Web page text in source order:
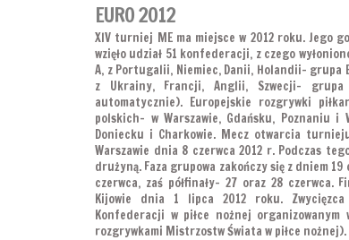
EURO 2012
XIV turniej ME ma miejsce w 2012 roku. Jego
wzięło udział 51 konfederacji, z czego
A, z Portugalii, Niemiec, Danii, Holandii- grupa
z Ukrainy, Francji, Anglii, Szwecji-
automatycznie). Europejskie rozgrywki
polskich- w Warszawie, Gdańsku, Poznaniu i
Doniecku i Charkowie. Mecz otwarcia
Warszawie dnia 8 czerwca 2012 r. Podczas
drużyną. Faza grupowa zakończy się z dniem
czerwca, zaś półfinały- 27 oraz 28 czerwca.
Kijowie dnia 1 lipca 2012 roku.
Konfederacji w piłce nożnej
rozgrywkami Mistrzostw Świata w piłce nożnej).